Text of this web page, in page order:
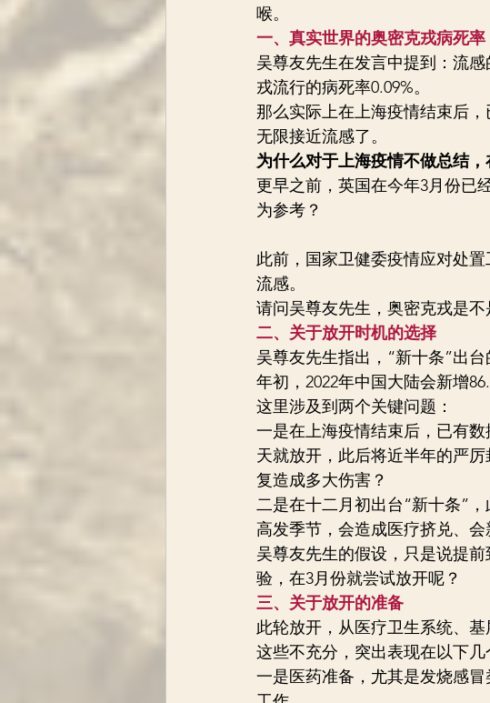
喉。
一、真实世界的奥密克戎病死率
吴尊友先生在发言中提到：流
戎流行的病死率0.09%。
那么实际上在上海疫情结束后
无限接近流感了。
为什么对于上海疫情不做总结
更早之前，英国在今年3月份已
为参考？
此前，国家卫健委疫情应对处
流感。
请问吴尊友先生，奥密克戎是不
二、关于放开时机的选择
吴尊友先生指出，“新十条”出
年初，2022年中国大陆会新增
这里涉及到两个关键问题：
一是在上海疫情结束后，已有
天就放开，此后将近半年的严
复造成多大伤害？
二是在十二月初出台“新十条”
高发季节，会造成医疗挤兑、会
吴尊友先生的假设，只是说提
验，在3月份就尝试放开呢？
三、关于放开的准备
此轮放开，从医疗卫生系统、
这些不充分，突出表现在以下几
一是医药准备，尤其是发烧感